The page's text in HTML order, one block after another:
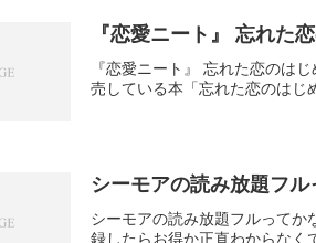
『恋愛ニート』 忘れた
『恋愛ニート』 忘れた恋のは
売している本「忘れた恋のはじ
シーモアの読み放題フ
シーモアの読み放題フルってか
録したらお得か正直わからなく